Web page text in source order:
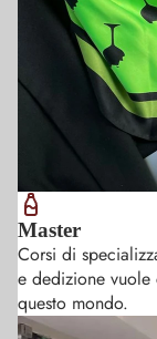
Master
Corsi di
e dedizione
questo mondo.